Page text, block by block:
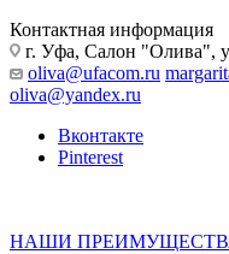
Контактная информация
г. Уфа, Салон "Олива",
oliva@ufacom.ru
oliva@yandex.ru
Вконтакте
Pinterest
НАШИ